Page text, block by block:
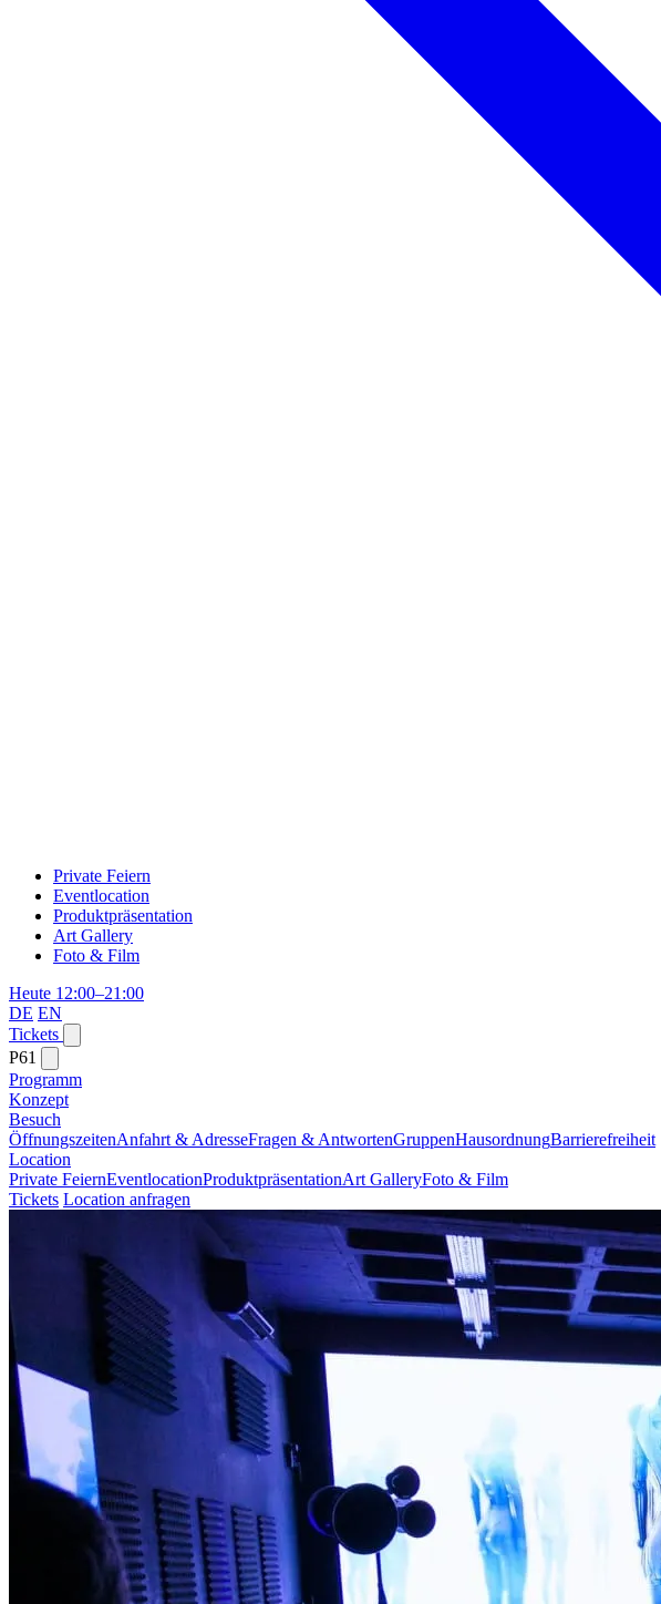
Private Feiern
Eventlocation
Produktpräsentation
Art Gallery
Foto & Film
Heute 12:00–21:00
DE EN
Tickets
P61
Programm
Konzept
Besuch
ÖffnungszeitenAnfahrt & AdresseFragen & AntwortenGruppenHausordnungBarrierefreiheit
Location
Private FeiernEventlocationProduktpräsentationArt GalleryFoto & Film
Tickets Location anfragen